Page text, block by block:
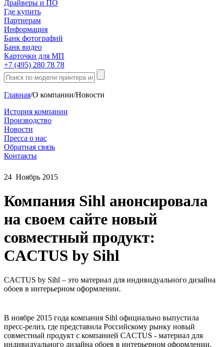
Драйверы и ПО
Где купить
Партнерам
Информация
Банк фотографий
Банк видео
Карточки для МП
+7 (495) 280 78 78
Главная/О компании/Новости
История компании
Производство
Новости
Пресса о нас
Обратная связь
Контакты
24 Ноябрь 2015
Компания Sihl анонсировала
на своем сайте новый
совместный продукт:
CACTUS by Sihl
CACTUS by Sihl – это материал для индивидуального дизайна
обоев в интерьерном оформлении.
В ноябре 2015 года компания Sihl официально выпустила
пресс-релиз, где представила Российскому рынку новый
совместный продукт с компанией CACTUS - материал для
индивидуального дизайна обоев в интерьерном оформлении.